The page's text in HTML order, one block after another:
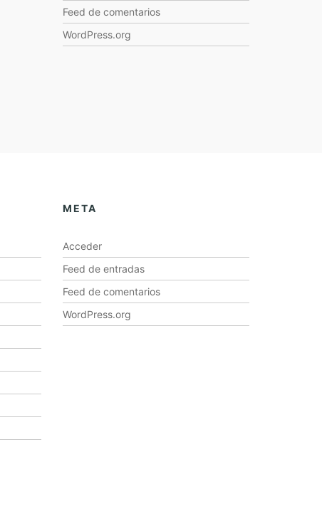
Feed de comentarios
WordPress.org
META
Acceder
Feed de entradas
Feed de comentarios
WordPress.org